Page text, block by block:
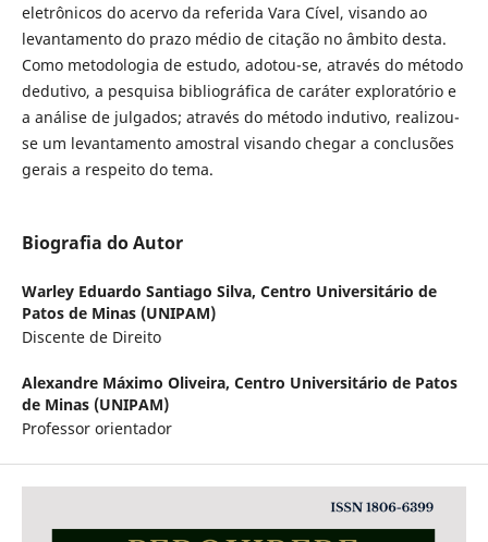
eletrônicos do acervo da referida Vara Cível, visando ao
levantamento do prazo médio de citação no âmbito desta.
Como metodologia de estudo, adotou-se, através do método
dedutivo, a pesquisa bibliográfica de caráter exploratório e
a análise de julgados; através do método indutivo, realizou-
se um levantamento amostral visando chegar a conclusões
gerais a respeito do tema.
Biografia do Autor
Warley Eduardo Santiago Silva, Centro Universitário de
Patos de Minas (UNIPAM)
Discente de Direito
Alexandre Máximo Oliveira, Centro Universitário de Patos
de Minas (UNIPAM)
Professor orientador